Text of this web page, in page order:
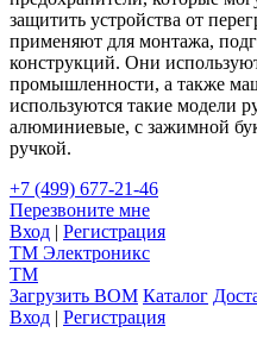
защитить устройства от
применяют для монтажа,
конструкций. Они
промышленности, а также
используются такие модели
алюминиевые, с зажимной
ручкой.
+7 (499) 677-21-46
Перезвоните мне
Вход | Регистрация
TM Электроникс
TM
Загрузить BOM Каталог
Вход | Регистрация